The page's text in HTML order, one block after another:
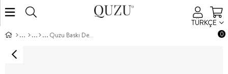
TÜRKÇE
0
Quzu Baskı Detaylı T-shirt Ekru